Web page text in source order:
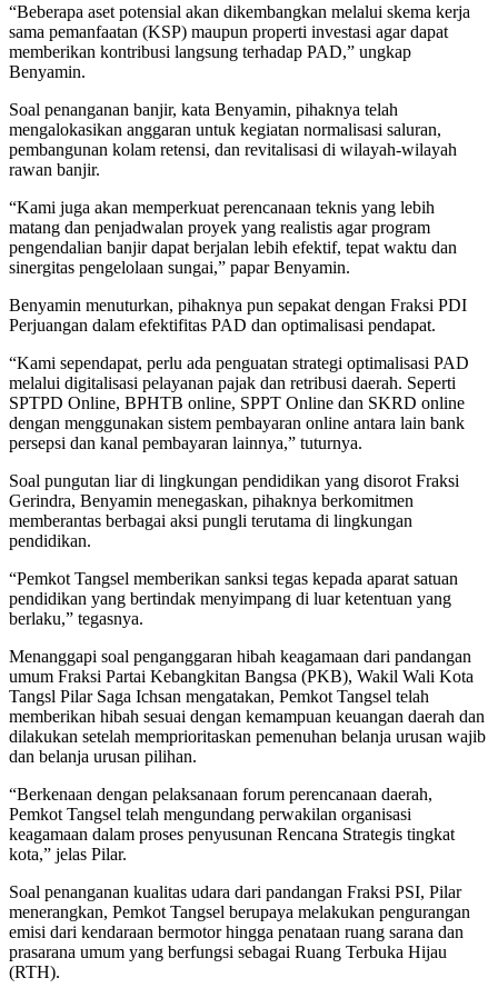
“Beberapa aset potensial akan dikembangkan melalui skema kerja
sama pemanfaatan (KSP) maupun properti investasi agar dapat
memberikan kontribusi langsung terhadap PAD,” ungkap
Benyamin.
Soal penanganan banjir, kata Benyamin, pihaknya telah
mengalokasikan anggaran untuk kegiatan normalisasi saluran,
pembangunan kolam retensi, dan revitalisasi di wilayah-wilayah
rawan banjir.
“Kami juga akan memperkuat perencanaan teknis yang lebih
matang dan penjadwalan proyek yang realistis agar program
pengendalian banjir dapat berjalan lebih efektif, tepat waktu dan
sinergitas pengelolaan sungai,” papar Benyamin.
Benyamin menuturkan, pihaknya pun sepakat dengan Fraksi PDI
Perjuangan dalam efektifitas PAD dan optimalisasi pendapat.
“Kami sependapat, perlu ada penguatan strategi optimalisasi PAD
melalui digitalisasi pelayanan pajak dan retribusi daerah. Seperti
SPTPD Online, BPHTB online, SPPT Online dan SKRD online
dengan menggunakan sistem pembayaran online antara lain bank
persepsi dan kanal pembayaran lainnya,” tuturnya.
Soal pungutan liar di lingkungan pendidikan yang disorot Fraksi
Gerindra, Benyamin menegaskan, pihaknya berkomitmen
memberantas berbagai aksi pungli terutama di lingkungan
pendidikan.
“Pemkot Tangsel memberikan sanksi tegas kepada aparat satuan
pendidikan yang bertindak menyimpang di luar ketentuan yang
berlaku,” tegasnya.
Menanggapi soal penganggaran hibah keagamaan dari pandangan
umum Fraksi Partai Kebangkitan Bangsa (PKB), Wakil Wali Kota
Tangsl Pilar Saga Ichsan mengatakan, Pemkot Tangsel telah
memberikan hibah sesuai dengan kemampuan keuangan daerah dan
dilakukan setelah memprioritaskan pemenuhan belanja urusan wajib
dan belanja urusan pilihan.
“Berkenaan dengan pelaksanaan forum perencanaan daerah,
Pemkot Tangsel telah mengundang perwakilan organisasi
keagamaan dalam proses penyusunan Rencana Strategis tingkat
kota,” jelas Pilar.
Soal penanganan kualitas udara dari pandangan Fraksi PSI, Pilar
menerangkan, Pemkot Tangsel berupaya melakukan pengurangan
emisi dari kendaraan bermotor hingga penataan ruang sarana dan
prasarana umum yang berfungsi sebagai Ruang Terbuka Hijau
(RTH).